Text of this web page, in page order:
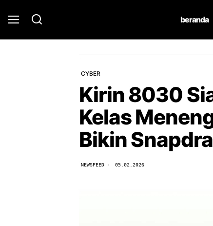
beranda
CYBER
Kirin 8030
Kelas
Bikin
NEWSFEED 05.02.2026